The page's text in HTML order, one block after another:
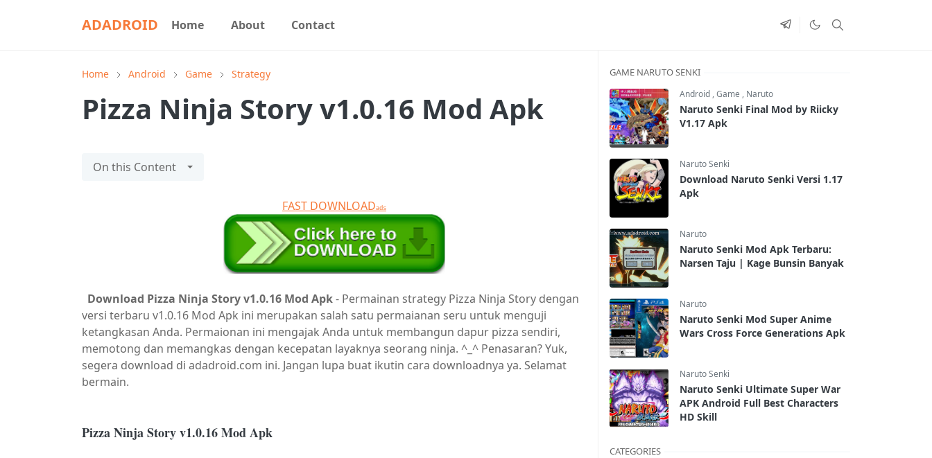
ADADROID Home About Contact
Home Android Game Strategy
Pizza Ninja Story v1.0.16 Mod Apk
On this Content
FAST DOWNLOADads
Download Pizza Ninja Story v1.0.16 Mod Apk- Permainan strategy Pizza Ninja Story dengan
versi terbaru v1.0.16 Mod Apk ini merupakan salah satu permaianan seru untuk menguji
ketangkasan Anda. Permaionan ini mengajak Anda untuk membangun dapur pizza sendiri,
memotong dan memangkas dengan kecepatan layaknya seorang ninja. ^_^ Penasaran? Yuk,
segera download di adadroid.com ini. Jangan lupa buat ikutin cara downloadnya ya. Selamat
bermain.
Pizza Ninja Story v1.0.16 Mod Apk
GAME NARUTO SENKI
Android ,Game , Naruto
Naruto Senki Final Mod by Riicky
V1.17 Apk
Naruto Senki
Download Naruto Senki Versi 1.17
Apk
Naruto
Naruto Senki Mod Apk Terbaru:
Narsen Taju | Kage Bunsin Banyak
Naruto
Naruto Senki Mod Super Anime
Wars Cross Force Generations Apk
Naruto Senki
Naruto Senki Ultimate Super War
APK Android Full Best Characters
HD Skill
CATEGORIES